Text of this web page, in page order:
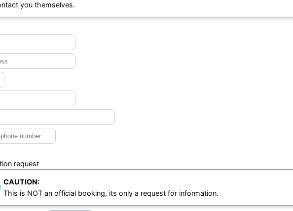
you themselves.
request
CAUTION:
This is NOT an official booking, its only a request for information.